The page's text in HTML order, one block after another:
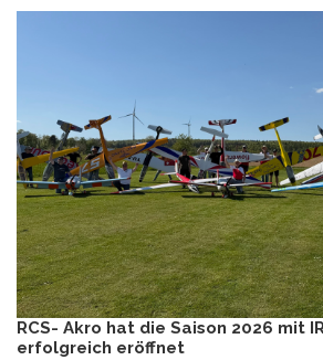
RCS- Akro hat die Saison 2026 mit
erfolgreich eröffnet